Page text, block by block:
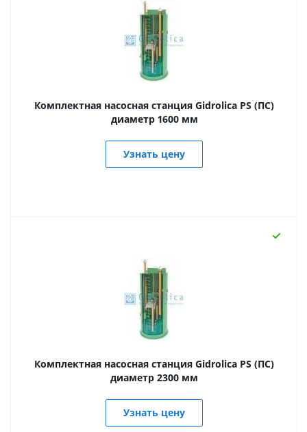
Комплектная насосная станция Gidrolica PS (ПС)
диаметр 1600 мм
Узнать цену
Комплектная насосная станция Gidrolica PS (ПС)
диаметр 2300 мм
Узнать цену